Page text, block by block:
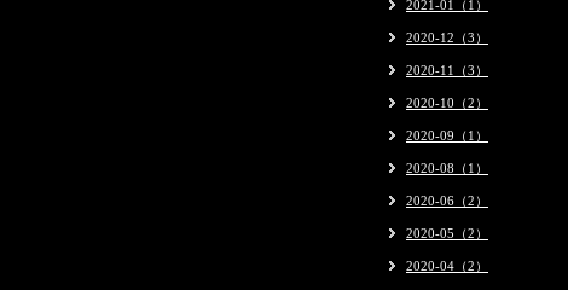
2021-01（1）
2020-12（3）
2020-11（3）
2020-10（2）
2020-09（1）
2020-08（1）
2020-06（2）
2020-05（2）
2020-04（2）